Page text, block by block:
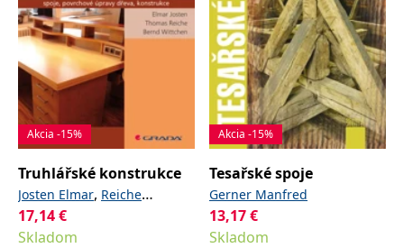
Akcia -15%
Truhlářské konstrukce
Josten Elmar, Reiche
Thomas,
17,14€
Skladom
Akcia -15%
Tesařské spoje
Gerner Manfred
13,17€
Skladom